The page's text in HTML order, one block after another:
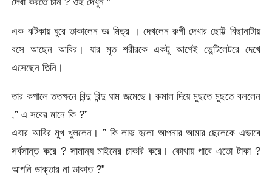
এক ঝটকায় ঘুরে তাকালেন ডঃ মিত্র । দেখলেন রুগী দেখার ছোট্ট বিছানাটায়
বসে আছেন আবির। যার মৃত শরীরকে একটু আগেই ভেন্টিলেটরে দেখে
এসেছেন তিনি।
তার কপালে ততক্ষনে বিন্দু বিন্দু ঘাম জমেছে। রুমাল দিয়ে মুছতে মুছতে বললেন
,” এ সবের মানে কি ?”
এবার আবির মুখ খুললেন। ” কি লাভ হলো আপনার আমার ছেলেকে এভাবে
সর্বসান্ত করে ? সামান্য মাইনের চাকরি করে। কোথায় পাবে এতো টাকা ?
আপনি ডাক্তার না ডাকাত ?”